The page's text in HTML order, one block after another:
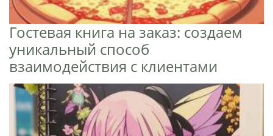
Гостевая книга на заказ: создаем
уникальный способ
взаимодействия с клиентами